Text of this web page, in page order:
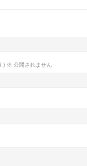
) ※ 公開されません